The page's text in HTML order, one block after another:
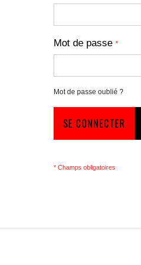
Mot de passe
Mot de passe oublié ?
SE CONNECTER